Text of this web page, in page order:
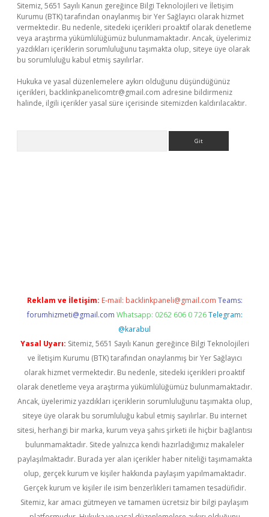
Sitemiz, 5651 Sayılı Kanun gereğince Bilgi Teknolojileri ve İletişim
Kurumu (BTK) tarafından onaylanmış bir Yer Sağlayıcı olarak hizmet
vermektedir. Bu nedenle, sitedeki içerikleri proaktif olarak denetleme
veya araştırma yükümlülüğümüz bulunmamaktadır. Ancak, üyelerimiz
yazdıkları içeriklerin sorumluluğunu taşımakta olup, siteye üye olarak
bu sorumluluğu kabul etmiş sayılırlar.
Hukuka ve yasal düzenlemelere aykırı olduğunu düşündüğünüz
içerikleri, backlinkpanelicomtr@gmail.com adresine bildirmeniz
halinde, ilgili içerikler yasal süre içerisinde sitemizden kaldırılacaktır.
Reklam ve İletişim: E-mail: backlinkpaneli@gmail.com Teams:
forumhizmeti@gmail.com Whatsapp: 0262 606 0 726 Telegram:
@karabul
Yasal Uyarı: Sitemiz, 5651 Sayılı Kanun gereğince Bilgi Teknolojileri
ve İletişim Kurumu (BTK) tarafından onaylanmış bir Yer Sağlayıcı
olarak hizmet vermektedir. Bu nedenle, sitedeki içerikleri proaktif
olarak denetleme veya araştırma yükümlülüğümüz bulunmamaktadır.
Ancak, üyelerimiz yazdıkları içeriklerin sorumluluğunu taşımakta olup,
siteye üye olarak bu sorumluluğu kabul etmiş sayılırlar. Bu internet
sitesi, herhangi bir marka, kurum veya şahıs şirketi ile hiçbir bağlantısı
bulunmamaktadır. Sitede yalnızca kendi hazırladığımız makaleler
paylaşılmaktadır. Burada yer alan içerikler haber niteliği taşımamakta
olup, gerçek kurum ve kişiler hakkında paylaşım yapılmamaktadır.
Gerçek kurum ve kişiler ile isim benzerlikleri tamamen tesadüfidir.
Sitemiz, kar amacı gütmeyen ve tamamen ücretsiz bir bilgi paylaşım